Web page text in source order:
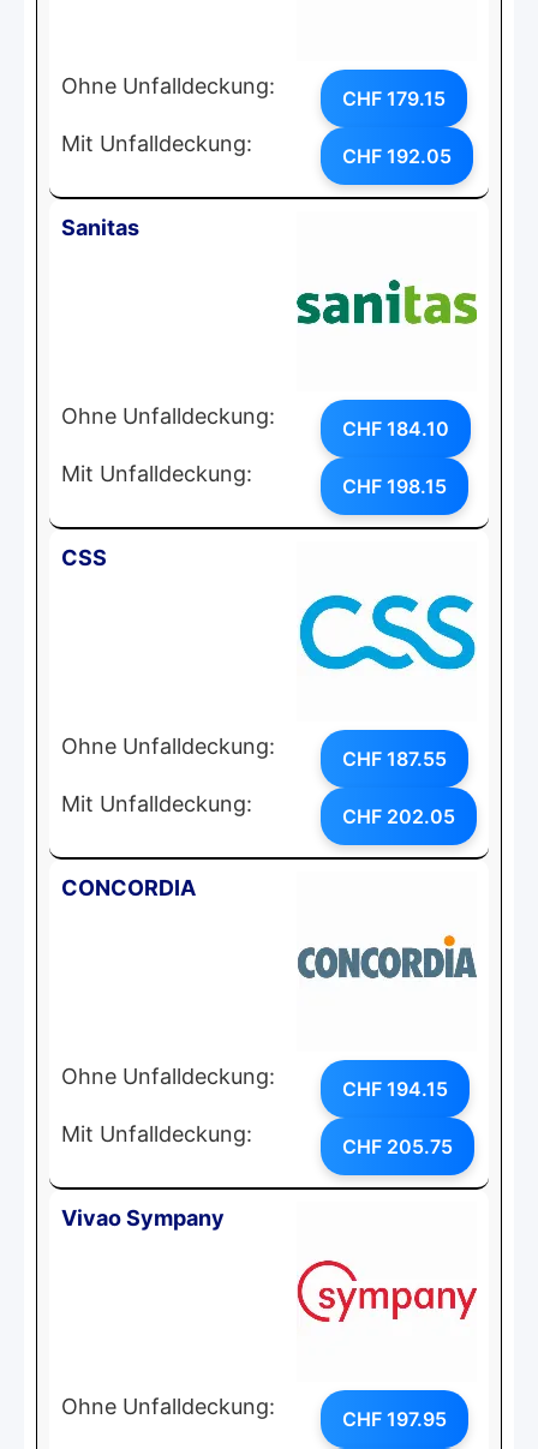
Ohne Unfalldeckung: CHF 179.15
Mit Unfalldeckung: CHF 192.05
Sanitas
Ohne Unfalldeckung: CHF 184.10
Mit Unfalldeckung: CHF 198.15
CSS
Ohne Unfalldeckung: CHF 187.55
Mit Unfalldeckung: CHF 202.05
CONCORDIA
Ohne Unfalldeckung: CHF 194.15
Mit Unfalldeckung: CHF 205.75
Vivao Sympany
Ohne Unfalldeckung: CHF 197.95